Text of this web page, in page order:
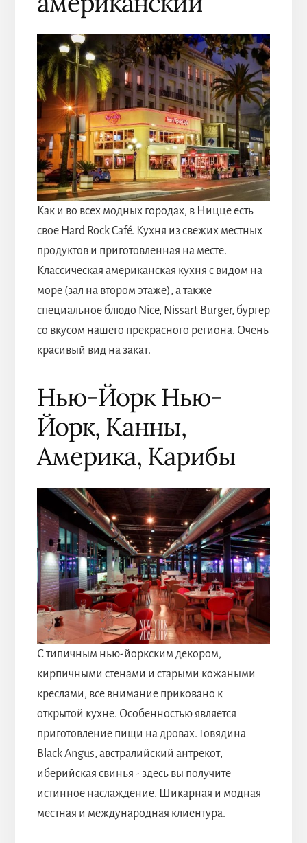
Как и во всех модных городах, в Ницце есть
свое Hard Rock Café. Кухня из свежих местных
продуктов и приготовленная на месте.
Классическая американская кухня с видом на
море (зал на втором этаже), а также
специальное блюдо Nice, Nissart Burger, бургер
со вкусом нашего прекрасного региона. Очень
красивый вид на закат.
Нью-Йорк Нью-
Йорк, Канны,
Америка, Карибы
С типичным нью-йоркским декором,
кирпичными стенами и старыми кожаными
креслами, все внимание приковано к
открытой кухне. Особенностью является
приготовление пищи на дровах. Говядина
Black Angus, австралийский антрекот,
иберийская свинья - здесь вы получите
истинное наслаждение. Шикарная и модная
местная и международная клиентура.